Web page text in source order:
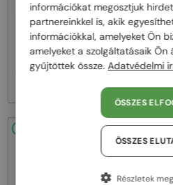
Loewe—Napszemüvegek
LW40036I - 53E - 50
információkat megosztjuk
partnereinkkel is, akik
információkkal, amelyeket Ön
amelyeket a szolgáltatásaik Ön
gyűjtöttek össze.Adatvédelmi
ÖSSZES
ÖSSZES
Részletek